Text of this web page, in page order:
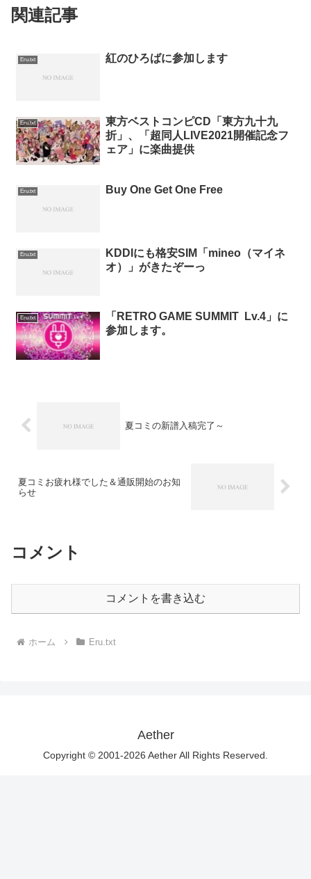
関連記事
Eru.txt 紅のひろばに参加します
Eru.txt
東方ベストコンピCD「東方九十九
折」、「超同人LIVE2021開催記念フ
ェア」に楽曲提供
Eru.txt Buy One Get One Free
Eru.txt
KDDIにも格安SIM「mineo（マイネ
オ）」がきたぞーっ
Eru.txt
「RETRO GAME SUMMIT Lv.4」に
参加します。
夏コミの新譜入稿完了～
夏コミお疲れ様でした＆通販開始のお知
らせ
コメント
コメントを書き込む
ホーム Eru.txt
Aether
Copyright © 2001-2026 Aether All Rights Reserved.